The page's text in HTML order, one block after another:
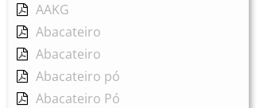
AAKG
Abacateiro
Abacateiro
Abacateiro pó
Abacateiro Pó